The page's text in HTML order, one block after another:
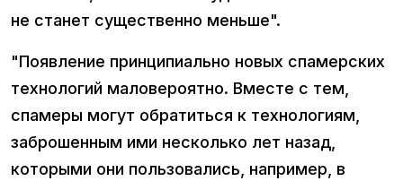
не станет существенно меньше".
"Появление принципиально новых спамерских
технологий маловероятно. Вместе с тем,
спамеры могут обратиться к технологиям,
заброшенным ими несколько лет назад,
которыми они пользовались, например, в